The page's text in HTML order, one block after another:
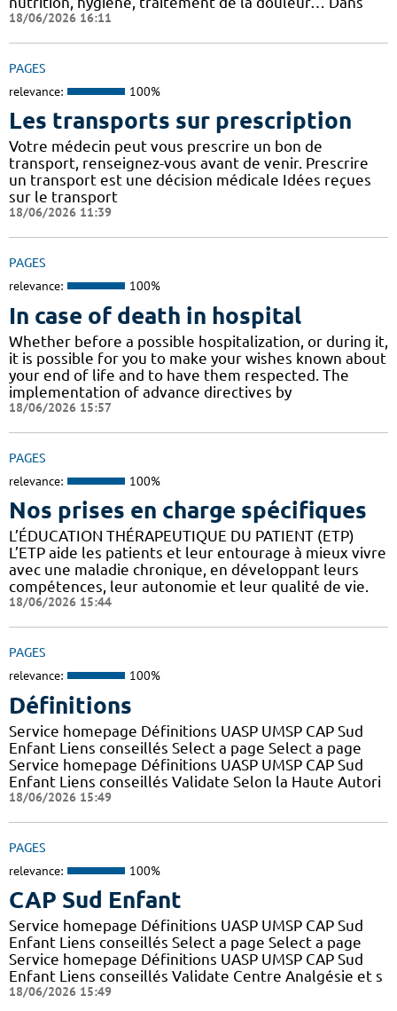
18/06/2026 16:11
PAGES
relevance: 100%
Les transports sur prescription
Votre médecin peut vous prescrire un bon de
transport, renseignez-vous avant de venir. Prescrire
un transport est une décision médicale Idées reçues
sur le transport
18/06/2026 11:39
PAGES
relevance: 100%
In case of death in hospital
Whether before a possible hospitalization, or during it,
it is possible for you to make your wishes known about
your end of life and to have them respected. The
implementation of advance directives by
18/06/2026 15:57
PAGES
relevance: 100%
Nos prises en charge spécifiques
L’ÉDUCATION THÉRAPEUTIQUE DU PATIENT (ETP)
L’ETP aide les patients et leur entourage à mieux vivre
avec une maladie chronique, en développant leurs
compétences, leur autonomie et leur qualité de vie.
18/06/2026 15:44
PAGES
relevance: 100%
Définitions
Service homepage Définitions UASP UMSP CAP Sud
Enfant Liens conseillés Select a page Select a page
Service homepage Définitions UASP UMSP CAP Sud
Enfant Liens conseillés Validate Selon la Haute Autori
18/06/2026 15:49
PAGES
relevance: 100%
CAP Sud Enfant
Service homepage Définitions UASP UMSP CAP Sud
Enfant Liens conseillés Select a page Select a page
Service homepage Définitions UASP UMSP CAP Sud
Enfant Liens conseillés Validate Centre Analgésie et s
18/06/2026 15:49